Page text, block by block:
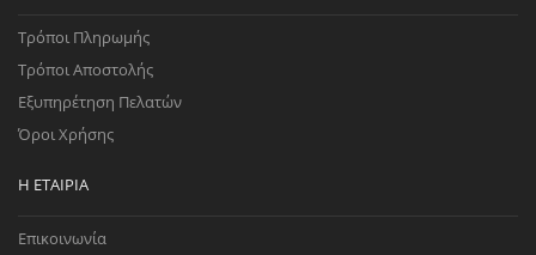
Τρόποι Πληρωμής
Τρόποι Αποστολής
Εξυπηρέτηση Πελατών
Όροι Χρήσης
Η ΕΤΑΙΡΊΑ
Επικοινωνία